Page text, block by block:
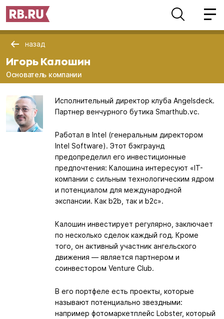
назад
Игорь Калошин
Основатель компании
Исполнительный директор клуба Angelsdeck.
Партнер венчурного бутика Smarthub.vc.
Работал в Intel (генеральным директором
Intel Software). Этот бэкграунд
предопределил его инвестиционные
предпочтения: Калошина интересуют «IT-
компании с сильным технологическим ядром
и потенциалом для международной
экспансии. Как b2b, так и b2c».
Калошин инвестирует регулярно, заключает
по несколько сделок каждый год. Кроме
того, он активный участник ангельского
движения — является партнером и
соинвестором Venture Club.
В его портфеле есть проекты, которые
называют потенциально звездными:
например фотомаркетплейс Lobster, который